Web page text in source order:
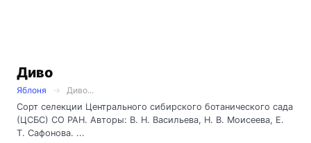
Диво
Яблоня
Диво...
Сорт селекции Центрального сибирского ботанического сада
(ЦСБС) СО РАН. Авторы: В. Н. Васильева, Н. В. Моисеева, Е.
Т. Сафонова. ...